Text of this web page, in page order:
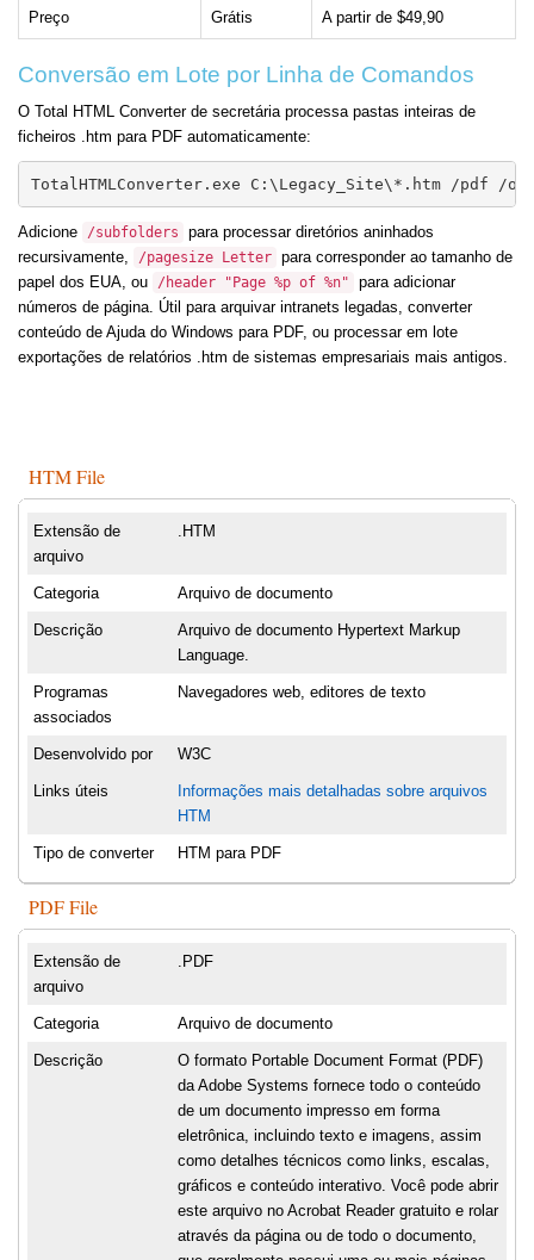
Preço Grátis A partir de $49,90
Conversão em Lote por Linha de Comandos
O Total HTML Converter de secretária processa pastas inteiras de
ficheiros .htm para PDF automaticamente:
TotalHTMLConverter.exe C:\Legacy_Site\*.htm /pdf /
Adicione /subfolders
para processar diretórios aninhados
recursivamente,
/pagesize Letter para corresponder ao tamanho de
papel dos EUA, ou
/header "Page %p of %n"
para adicionar
números de página. Útil para arquivar intranets legadas, converter
conteúdo de Ajuda do Windows para PDF, ou processar em lote
exportações de relatórios .htm de sistemas empresariais mais antigos.
HTM File
Extensão de
arquivo
.HTM
Categoria Arquivo de documento
Descrição
Arquivo de documento Hypertext Markup
Language.
Programas
associados
Navegadores web, editores de texto
Desenvolvido por W3C
Links úteis
Informações mais detalhadas sobre arquivos
HTM
Tipo de converter HTM para PDF
PDF File
Extensão de
arquivo
.PDF
Categoria Arquivo de documento
Descrição
O formato Portable Document Format (PDF)
da Adobe Systems fornece todo o conteúdo
de um documento impresso em forma
eletrônica, incluindo texto e imagens, assim
como detalhes técnicos como links, escalas,
gráficos e conteúdo interativo. Você pode abrir
este arquivo no Acrobat Reader gratuito e rolar
através da página ou de todo o documento,